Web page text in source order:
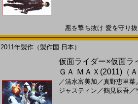
悪を撃ち抜け 愛を守り
2011年製作（製作国 日本）
仮面ライダー×仮面
ＧＡ ＭＡＸ(2011)（
／清水富美加 ／真野恵里菜
ジャスティン ／鶴見辰吾／